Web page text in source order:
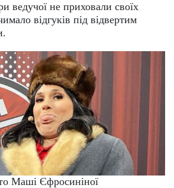
ведучої не приховали своїх
відгуків під відвертим
Маші Єфросиніної